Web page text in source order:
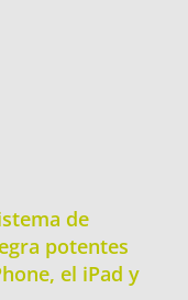
de
potentes
el iPad y